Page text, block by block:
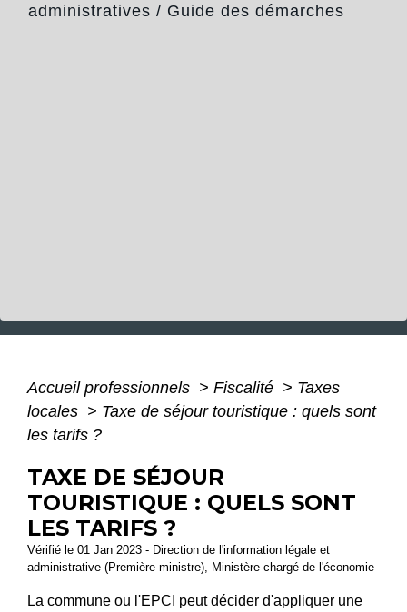
administratives / Guide des démarches
Accueil professionnels > Fiscalité > Taxes
locales > Taxe de séjour touristique : quels sont
les tarifs ?
TAXE DE SÉJOUR
TOURISTIQUE : QUELS SONT
LES TARIFS ?
Vérifié le 01 Jan 2023 - Direction de l'information légale et
administrative (Première ministre), Ministère chargé de l'économie
La commune ou l'EPCI peut décider d'appliquer une